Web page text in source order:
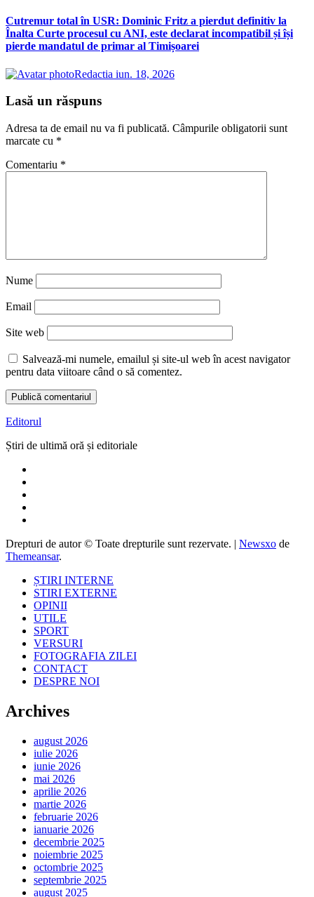
Cutremur total în USR: Dominic Fritz a pierdut definitiv la
Înalta Curte procesul cu ANI, este declarat incompatibil și își
pierde mandatul de primar al Timișoarei
Redactia iun. 18, 2026
Lasă un răspuns
Adresa ta de email nu va fi publicată. Câmpurile obligatorii sunt
marcate cu *
Comentariu *
Nume
Email
Site web
Salvează-mi numele, emailul și site-ul web în acest navigator
pentru data viitoare când o să comentez.
Editorul
Știri de ultimă oră și editoriale
Drepturi de autor © Toate drepturile sunt rezervate. | Newsxo de
Themeansar.
ȘTIRI INTERNE
STIRI EXTERNE
OPINII
UTILE
SPORT
VERSURI
FOTOGRAFIA ZILEI
CONTACT
DESPRE NOI
Archives
august 2026
iulie 2026
iunie 2026
mai 2026
aprilie 2026
martie 2026
februarie 2026
ianuarie 2026
decembrie 2025
noiembrie 2025
octombrie 2025
septembrie 2025
august 2025